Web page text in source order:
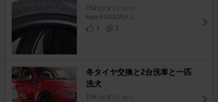
159 (セダン) [初代]
kojiy＠GIULIAさん
4
2
冬タイヤ交換と2台洗車と一匹
洗犬
159 (セダン) [初代]